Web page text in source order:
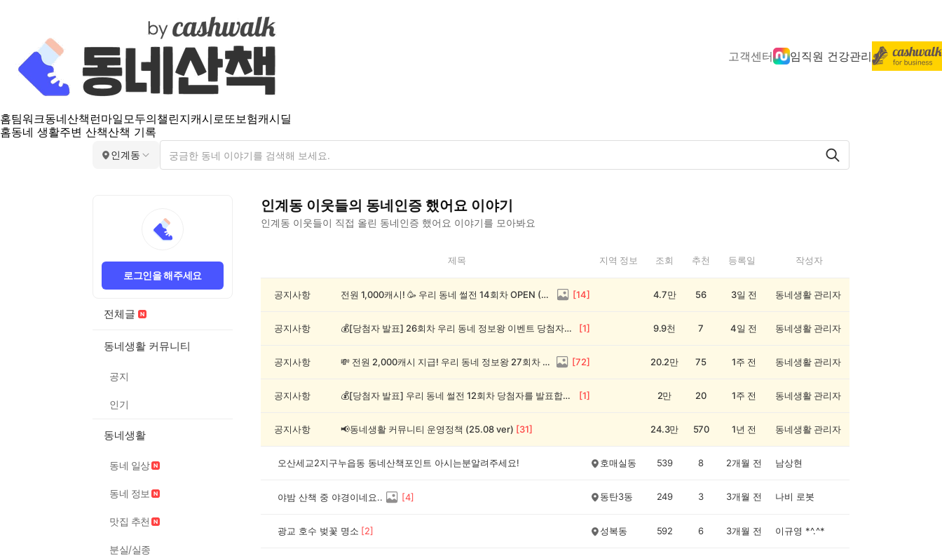
고객센터 임직원 건강관리
홈팀워크동네산책 런마일모두의챌린지캐시로또보험캐시딜
홈동네 생활주변 산책산책 기록
인계동
로그인을 해주세요
전체글
동네생활 커뮤니티
공지
인기
동네생활
동네 일상
동네 정보
맛집 추천
분실/실종
인계동 이웃들의 동네인증 했어요 이야기
인계동 이웃들이 직접 올린 동네인증 했어요 이야기를 모아봐요
동
제목 지역 정보 조회 추천 등록일 작성자
공지사항 전원 1,000캐시! 🥳 우리 동네 썰전 14회차 OPEN (~8/17) [14] 4.7만 56 3일 전 동네생활 관리자
공지사항 💰[당첨자 발표] 26회차 우리 동네 정보왕 이벤트 당첨자를 발표합니다! [1] 9.9천 7 4일 전 동네생활 관리자
공지사항 💸 전원 2,000캐시 지급! 우리 동네 정보왕 27회차 (~8/10) [72] 20.2만 75 1주 전 동네생활 관리자
공지사항 💰[당첨자 발표] 우리 동네 썰전 12회차 당첨자를 발표합니다! [1] 2만 20 1주 전 동네생활 관리자
공지사항 📢동네생활 커뮤니티 운영정책 (25.08 ver) [31] 24.3만 570 1년 전 동네생활 관리자
오산세교2지구누읍동 동네산책포인트 아시는분알려주세요! 호매실동 539 8 2개월 전 남상현
야밤 산책 중 야경이네요.. [4] 동탄3동 249 3 3개월 전 나비 로봇
광교 호수 벚꽃 명소 [2] 성복동 592 6 3개월 전 이규영 *^.^*